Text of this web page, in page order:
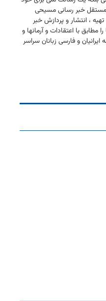
مستقل خبر رسانی مسیحی
، انتشار و پردازش خبر
مطابق با اعتقادات و آرمانها و
و فارسی زبانان سراسر